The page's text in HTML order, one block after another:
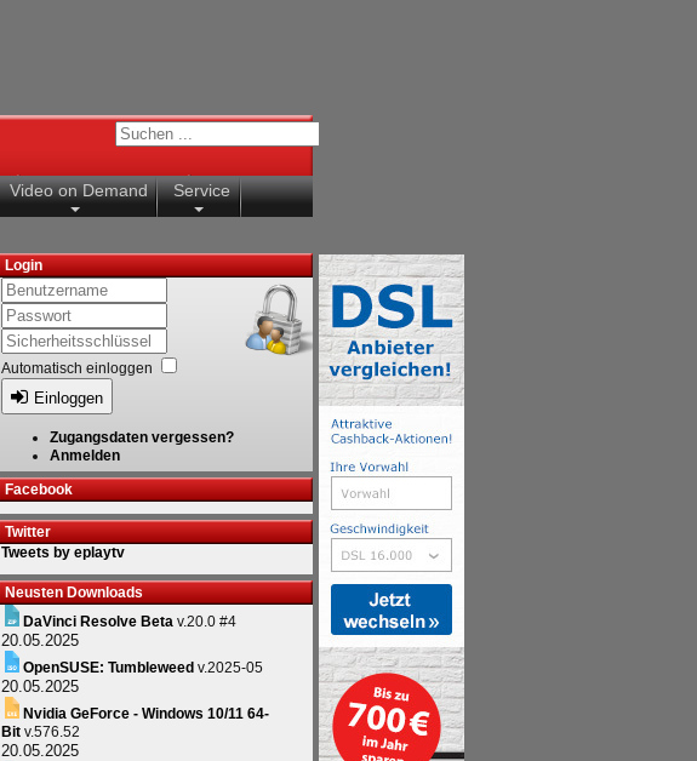
Video on Demand Service
Login
Automatisch einloggen
Einloggen
Zugangsdaten vergessen?
Anmelden
Facebook
Twitter
Tweets by eplaytv
Neusten Downloads
DaVinci Resolve Beta v.20.0 #4
20.05.2025
OpenSUSE: Tumbleweed v.2025-05
20.05.2025
Nvidia GeForce - Windows 10/11 64-
Bit v.576.52
20.05.2025